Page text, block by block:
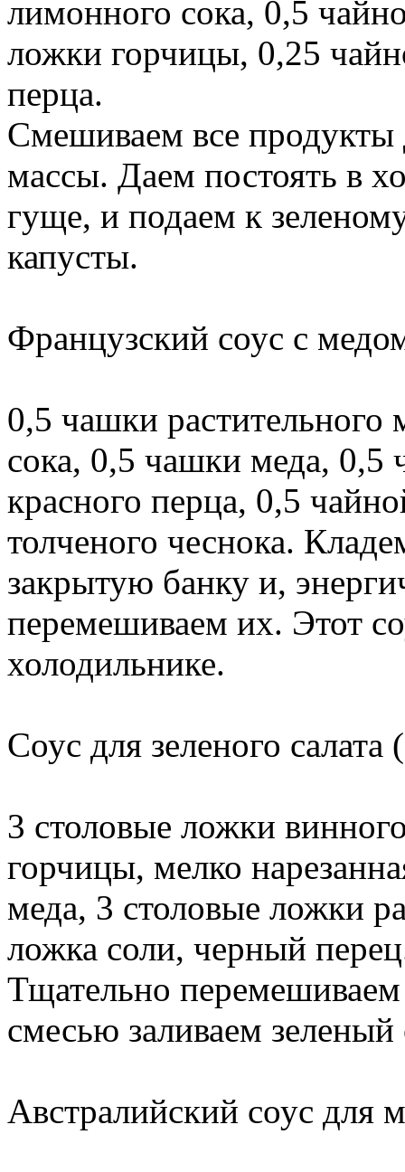
лимонного сока, 0,5
ложки горчицы, 0,25
перца.
Смешиваем все
массы. Даем постоять в
гуще, и подаем к
капусты.
Французский соус с
0,5 чашки
сока, 0,5 чашки меда, 0,5
красного перца, 0,5
толченого чеснока.
закрытую банку и,
перемешиваем их. Этот
холодильнике.
Соус для зеленого салата
3 столовые ложки
горчицы, мелко
меда, 3 столовые ложки
ложка соли, черный
Тщательно
смесью заливаем зеленый
Австралийский соус для